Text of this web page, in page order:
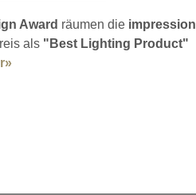
Award räumen die impression
als "Best Lighting Product"